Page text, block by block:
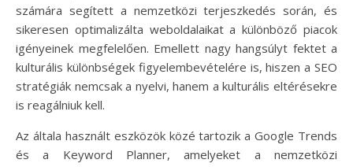
számára segített a nemzetközi terjeszkedés során, és
sikeresen optimalizálta weboldalaikat a különböző piacok
igényeinek megfelelően. Emellett nagy hangsúlyt fektet a
kulturális különbségek figyelembevételére is, hiszen a SEO
stratégiák nemcsak a nyelvi, hanem a kulturális eltérésekre
is reagálniuk kell.
Az általa használt eszközök közé tartozik a Google Trends
és a Keyword Planner, amelyeket a nemzetközi